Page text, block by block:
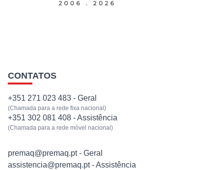
SERVIÇOS
CONTACTOS
CONTATOS
+351 271 023 483 - Geral
(Chamada para a rede fixa nacional)
+351 302 081 408 - Assistência
(Chamada para a rede móvel nacional)
premaq@premaq.pt - Geral
assistencia@premaq.pt - Assistência